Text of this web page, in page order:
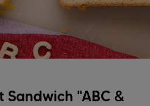
Sandwich "ABC &